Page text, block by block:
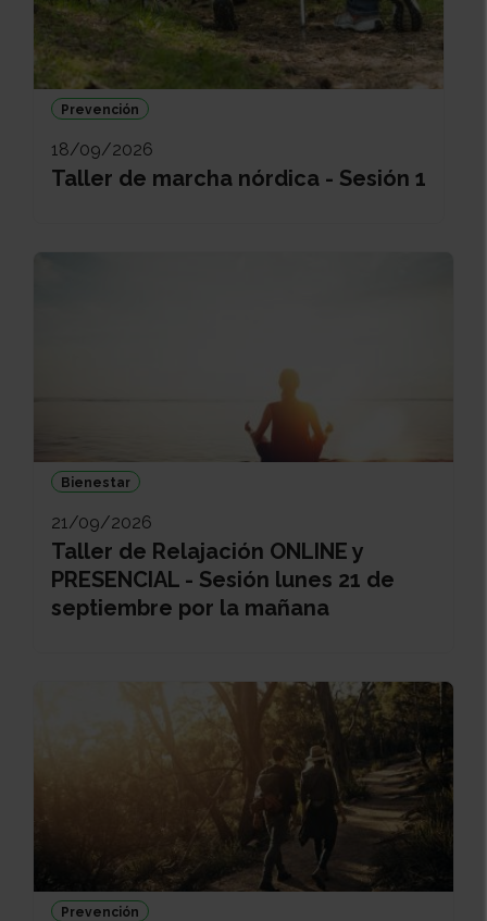
Prevención
18/09/2026
Taller de marcha nórdica - Sesión 1
Bienestar
21/09/2026
Taller de Relajación ONLINE y
PRESENCIAL - Sesión lunes 21 de
septiembre por la mañana
Prevención